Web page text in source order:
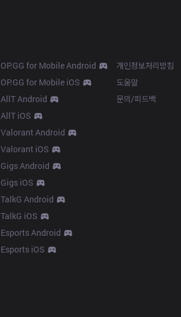
OP.GG for Mobile Android
OP.GG for Mobile iOS
AllT Android
AllT iOS
Valorant Android
Valorant iOS
Gigs Android
Gigs iOS
TalkG Android
TalkG iOS
Esports Android
Esports iOS
개인정보처리방침
도움말
문의/피드백